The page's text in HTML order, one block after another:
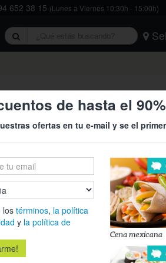
652 38 15 (Lunes a Viernes 10:30h - 15:00h)
y visita a bodega
›
de hasta el
ofertas en tu e-mail y se el
lostérminos, la política
y la política de